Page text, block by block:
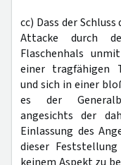
cc) Dass der
Attacke durch
Flaschenhals
einer tragfähigen
und sich in einer
es der
angesichts der
Einlassung des
dieser